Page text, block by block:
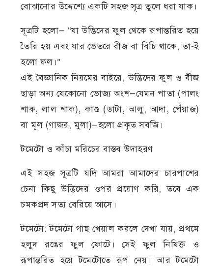
বোঝানোর উদ্দেশ্যে একটি সহজ সূত্র তুলে ধরা যাক।
সূত্রটি হলো— “যা উদ্ভিদের ফুল থেকে রূপান্তরিত হয়ে
তৈরি হয় এবং যার ভেতরে বীজ বা বিচি থাকে, তা-ই
হলো ফল।”
এই বৈজ্ঞানিক নিয়মের বাইরে, উদ্ভিদের ফুল ও বীজ
ছাড়া অন্য যেকোনো ভোজ্য অংশ—যেমন পাতা (পালং
শাক, লাল শাক), কাণ্ড (ডাটা, আলু, আদা, পেঁয়াজ)
বা মূল (গাজর, মুলা)—হলো প্রকৃত সবজি।
টমেটো ও কাঁচা মরিচের বাস্তব উদাহরণ
এই সহজ সূত্রটি যদি আমরা আমাদের চারপাশের
চেনা কিছু উদ্ভিদের ওপর প্রয়োগ করি, তবে এক
চমকপ্রদ সত্য বেরিয়ে আসে।
টমেটো: টমেটো গাছ খেয়াল করলে দেখা যায়, প্রথমে
হলুদ রঙের ফুল ফোটে। সেই ফুল নিষিক্ত ও
রূপান্তরিত হয়ে টমেটোতে রূপ নেয়। আর টমেটো